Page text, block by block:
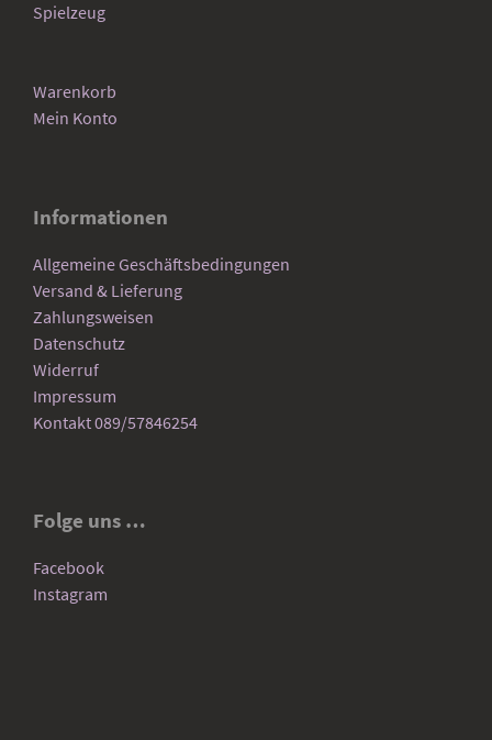
Spielzeug
Warenkorb
Mein Konto
Informationen
Allgemeine Geschäftsbedingungen
Versand & Lieferung
Zahlungsweisen
Datenschutz
Widerruf
Impressum
Kontakt 089/57846254
Folge uns …
Facebook
Instagram